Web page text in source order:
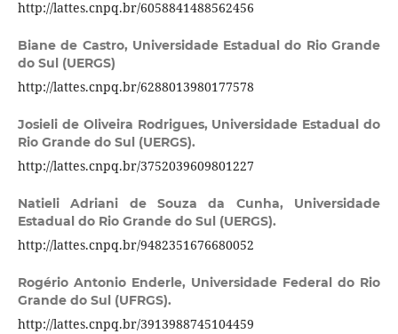
http://lattes.cnpq.br/6058841488562456
Biane de Castro, Universidade Estadual do Rio Grande
do Sul (UERGS)
http://lattes.cnpq.br/6288013980177578
Josieli de Oliveira Rodrigues, Universidade Estadual do
Rio Grande do Sul (UERGS).
http://lattes.cnpq.br/3752039609801227
Natieli Adriani de Souza da Cunha, Universidade
Estadual do Rio Grande do Sul (UERGS).
http://lattes.cnpq.br/9482351676680052
Rogério Antonio Enderle, Universidade Federal do Rio
Grande do Sul (UFRGS).
http://lattes.cnpq.br/3913988745104459